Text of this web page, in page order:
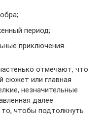
период;
приключения.
отмечают, что
сюжет или главная
незначительные
далее
чтобы подтолкнуть